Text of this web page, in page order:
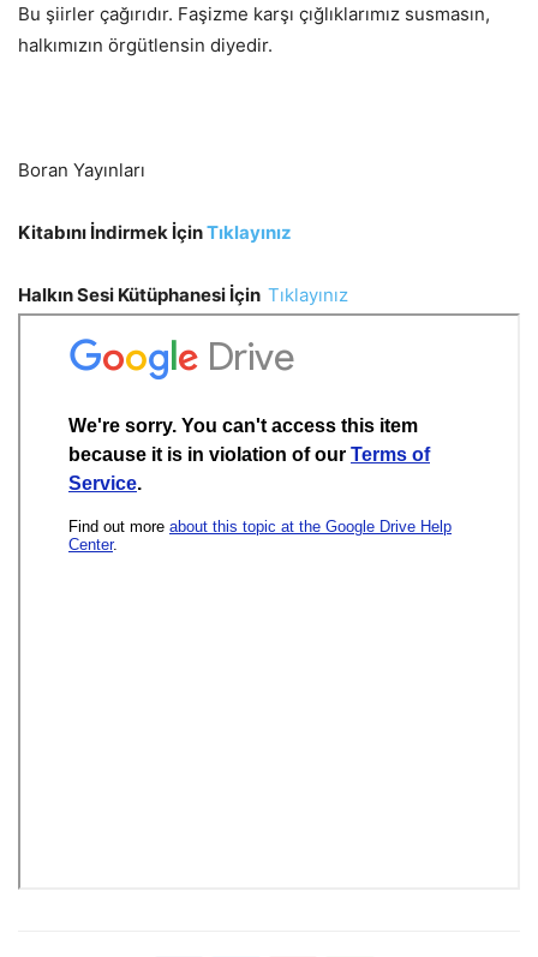
Bu şiirler çağırıdır. Faşizme karşı çığlıklarımız susmasın,
halkımızın örgütlensin diyedir.
Boran Yayınları
Kitabını İndirmek İçinTıklayınız
Halkın Sesi Kütüphanesi İçin Tıklayınız